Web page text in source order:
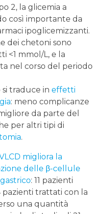
2, la glicemia a
così importante da
ipoglicemizzanti.
dei chetoni sono
<1 mmol/L, e la
nel corso del periodo
traduce in effetti
: meno complicanze
da parte del
per altri tipi di
.
migliora la
delle β-cellule
: 11 pazienti
trattati con la
una quantità